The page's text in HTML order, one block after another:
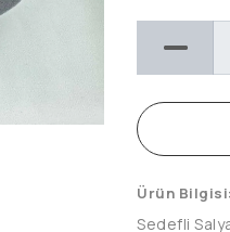
Ürün Bilgisi:
Sedefli